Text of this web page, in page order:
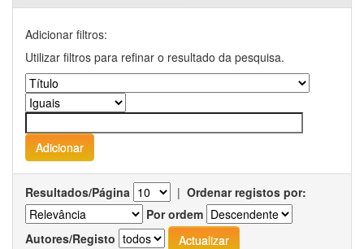
Adicionar filtros:
Utilizar filtros para refinar o resultado da pesquisa.
Resultados/Página | Ordenar registos por:
Por ordem
Autores/Registo